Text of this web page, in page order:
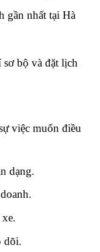
gần nhất tại Hà
bộ và đặt lịch
việc muốn điều
dạng.
dõi.